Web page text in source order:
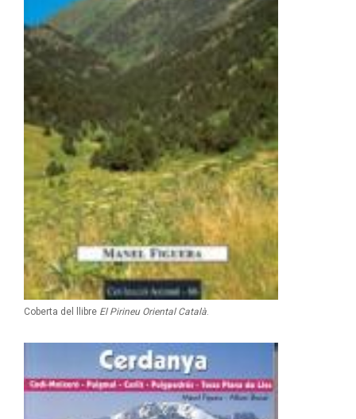
Coberta del llibre El Pirineu Oriental Català.